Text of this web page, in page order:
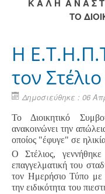
Κ Α Λ Η Α Ν Α Σ
ΤΟ
Η
τον
Δημοσιεύθηκε : 06
Το Διοικητικό
ανακοινώνει την
οποίος "έφυγε" σε
Ο Στέλιος,
επαγγελματική του
τον Ημερήσιο Τύπο με
την ειδικότητα του